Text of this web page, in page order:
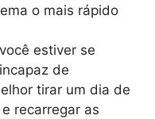
o mais rápido
estiver se
de
tirar um dia de
recarregar as